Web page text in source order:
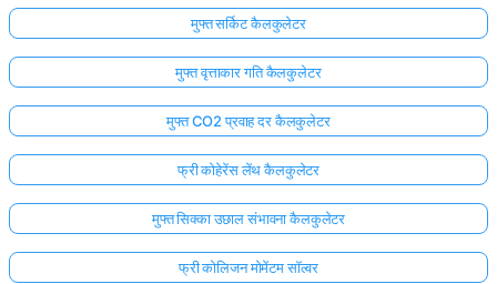
मुफ्त सर्किट कैलकुलेटर
मुफ्त वृत्ताकार गति कैलकुलेटर
मुफ्त CO2 प्रवाह दर कैलकुलेटर
फ्री कोहेरेंस लेंथ कैलकुलेटर
मुफ्त सिक्का उछाल संभावना कैलकुलेटर
फ्री कोलिजन मोमेंटम सॉल्वर